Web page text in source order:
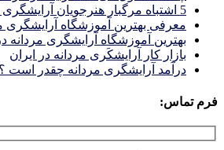
5 اشتباه مرگبار هنرجویان آرایشگری مردانه در کرج
معرفی بهترین آموزشگاه آرایشگری
بهترین آموزشگاه آرایشگری
بازار كار آرايشكَرى مردانه در ايران
درآمد آرایشگری مردانه چقدر است ؟
فرم تماس: